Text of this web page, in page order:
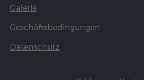
Galerie
Geschäftsbedingungen
Datenschutz